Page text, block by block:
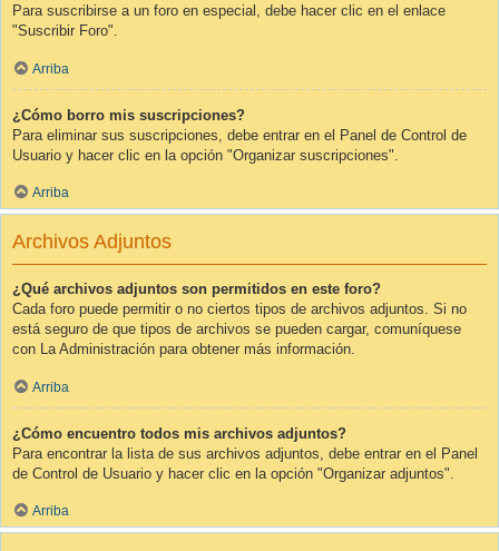
Para suscribirse a un foro en especial, debe hacer clic en el enlace
"Suscribir Foro".
Arriba
¿Cómo borro mis suscripciones?
Para eliminar sus suscripciones, debe entrar en el Panel de Control de
Usuario y hacer clic en la opción "Organizar suscripciones".
Arriba
Archivos Adjuntos
¿Qué archivos adjuntos son permitidos en este foro?
Cada foro puede permitir o no ciertos tipos de archivos adjuntos. Si no
está seguro de que tipos de archivos se pueden cargar, comuníquese
con La Administración para obtener más información.
Arriba
¿Cómo encuentro todos mis archivos adjuntos?
Para encontrar la lista de sus archivos adjuntos, debe entrar en el Panel
de Control de Usuario y hacer clic en la opción "Organizar adjuntos".
Arriba